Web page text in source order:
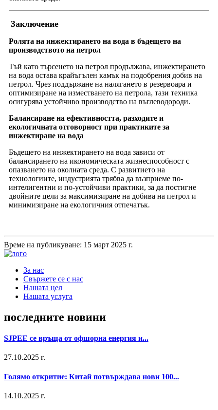
Заключение
Ролята на инжектирането на вода в бъдещето на
производството на петрол
Тъй като търсенето на петрол продължава, инжектирането
на вода остава крайъгълен камък на подобрения добив на
петрол. Чрез поддържане на налягането в резервоара и
оптимизиране на изместването на петрола, тази техника
осигурява устойчиво производство на въглеводороди.
Балансиране на ефективността, разходите и
екологичната отговорност при практиките за
инжектиране на вода
Бъдещето на инжектирането на вода зависи от
балансирането на икономическата жизнеспособност с
опазването на околната среда. С развитието на
технологиите, индустрията трябва да възприеме по-
интелигентни и по-устойчиви практики, за да постигне
двойните цели за максимизиране на добива на петрол и
минимизиране на екологичния отпечатък.
Време на публикуване: 15 март 2025 г.
За нас
Свържете се с нас
Нашата цел
Нашата услуга
последните новини
SJPEE се връща от офшорна енергия и...
27.10.2025 г.
Голямо откритие: Китай потвърждава нови 100...
14.10.2025 г.